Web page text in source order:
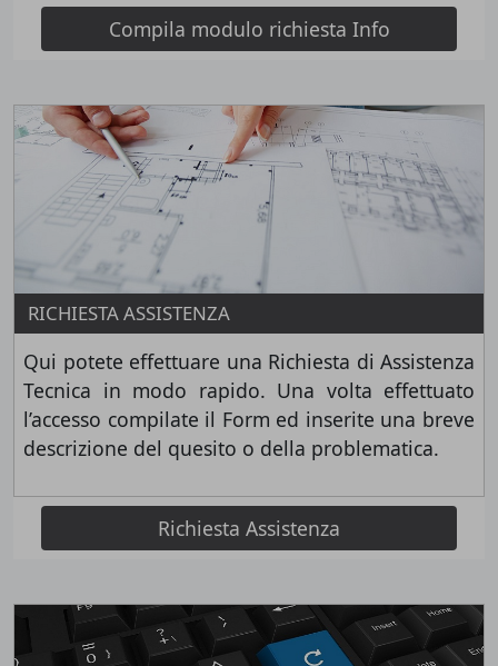
Compila modulo richiesta Info
RICHIESTA ASSISTENZA
Qui potete effettuare una Richiesta di Assistenza
Tecnica in modo rapido. Una volta effettuato
l’accesso compilate il Form ed inserite una breve
descrizione del quesito o della problematica.
Richiesta Assistenza